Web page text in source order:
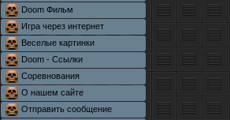
Doom Фильм
Игра через интернет
Веселые картинки
Doom - Ссылки
Соревнования
О нашем сайте
Отправить сообщение